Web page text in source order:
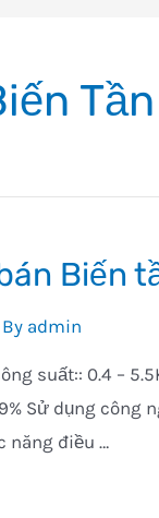
Biến
admin
suất:: 0.4 –
Sử dụng công
năng điều …